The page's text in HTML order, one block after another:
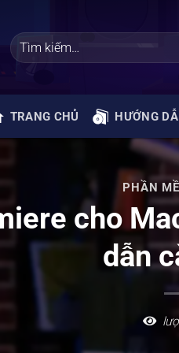
TRANG CHỦ HƯỚNG
PHẦN
cho
dẫn